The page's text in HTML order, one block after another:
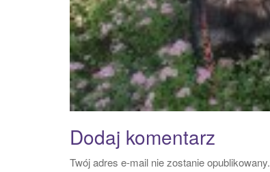
Dodaj komentarz
Twój adres e-mail nie zostanie opublikowany.